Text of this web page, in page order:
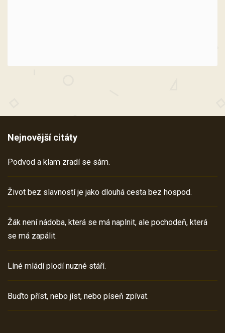
Nejnovější citáty
Podvod a klam zradí se sám.
Život bez slavností je jako dlouhá cesta bez hospod.
Žák není nádoba, která se má naplnit, ale pochodeň, která
se má zapálit.
Líné mládí plodí nuzné stáří.
Buďto příst, nebo jíst, nebo píseň zpívat.